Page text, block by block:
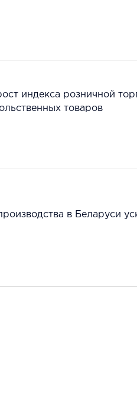
индекса розничной
товаров
в Беларуси